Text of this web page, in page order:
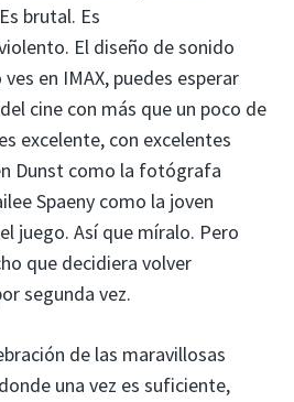
brutal. Es
El diseño de sonido
en IMAX, puedes esperar
cine con más que un poco de
excelente, con excelentes
Dunst como la fotógrafa
Spaeny como la joven
juego. Así que míralo. Pero
que decidiera volver
segunda vez.
de las maravillosas
una vez es suficiente,